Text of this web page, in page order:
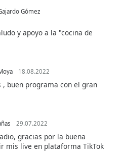
Gómez
y apoyo a la "cocina de
18.08.2022
, buen programa con el gran
29.07.2022
gracias por la buena
mis live en plataforma TikTok